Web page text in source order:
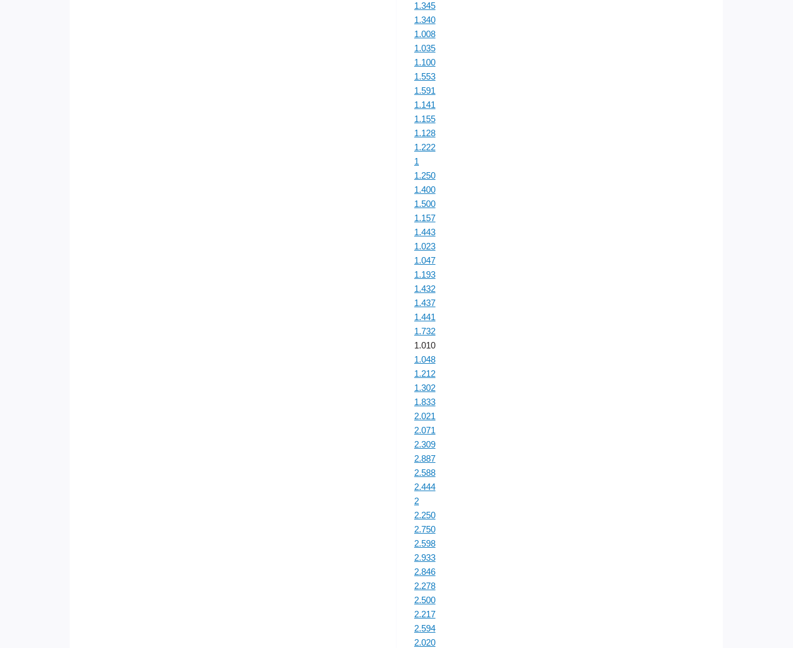
1.345
1.340
1.008
1.035
1.100
1.553
1.591
1.141
1.155
1.128
1.222
1
1.250
1.400
1.500
1.157
1.443
1.023
1.047
1.193
1.432
1.437
1.441
1.732
1.010
1.048
1.212
1.302
1.833
2.021
2.071
2.309
2.887
2.588
2.444
2
2.250
2.750
2.598
2.933
2.846
2.278
2.500
2.217
2.594
2.020